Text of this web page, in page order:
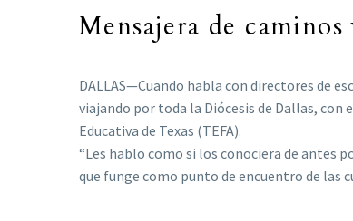
Mensajera de
DALLAS—Cuando habla con directores de
viajando por toda la Diócesis de Dallas, con
Educativa de Texas (TEFA).
“Les hablo como si los conociera de antes
que funge como punto de encuentro de las